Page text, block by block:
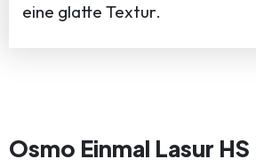
eine glatte Textur.
Osmo Einmal Lasur HS